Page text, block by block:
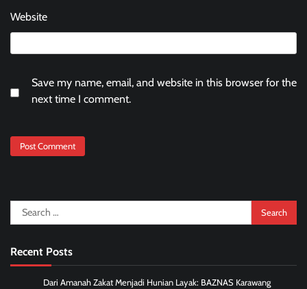
Website
Save my name, email, and website in this browser for the
next time I comment.
Search
for:
Recent Posts
Dari Amanah Zakat Menjadi Hunian Layak: BAZNAS Karawang